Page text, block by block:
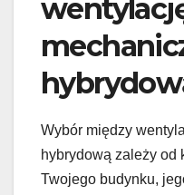
Wybór między
hybrydową zależy od
Twojego budynku,